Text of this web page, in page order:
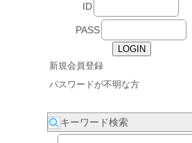
ID
PASS
新規会員登録
パスワードが不明な方
キーワード検索